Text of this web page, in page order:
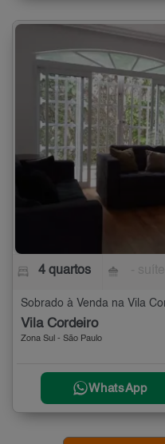
4 quartos
Sobrado à Venda na Vila
Vila Cordeiro
Zona Sul - São Paulo
WhatsApp